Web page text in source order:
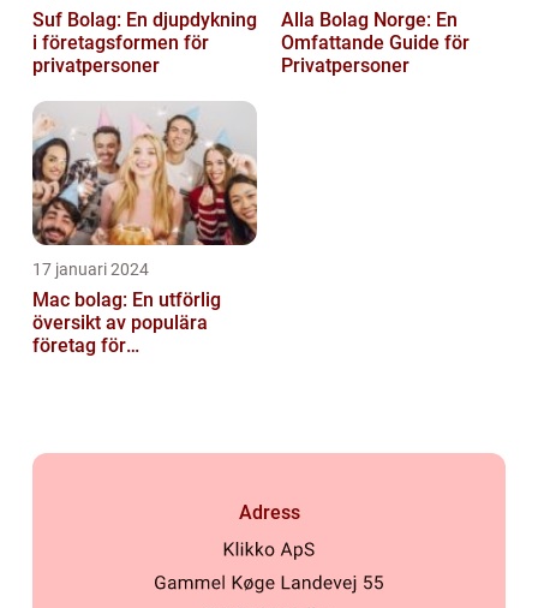
Suf Bolag: En djupdykning
i företagsformen för
privatpersoner
Alla Bolag Norge: En
Omfattande Guide för
Privatpersoner
17 januari 2024
Mac bolag: En utförlig
översikt av populära
företag för
Adress